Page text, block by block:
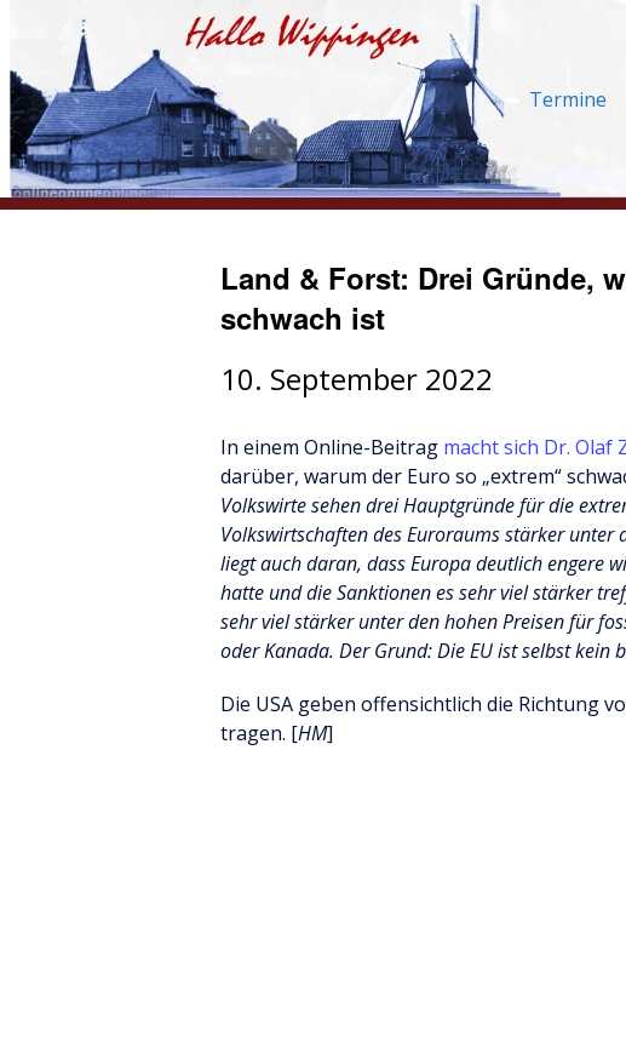
Termine
Land & Forst: Drei Gründe,
schwach ist
10. September 2022
In einem Online-Beitrag macht sich Dr. Olaf
darüber, warum der Euro so „extrem“
Volkswirte sehen drei Hauptgründe für die
Volkswirtschaften des Euroraums stärker unter
liegt auch daran, dass Europa deutlich engere
hatte und die Sanktionen es sehr viel stärker
sehr viel stärker unter den hohen Preisen für
oder Kanada. Der Grund: Die EU ist selbst
Die USA geben offensichtlich die Richtung
tragen. [HM]